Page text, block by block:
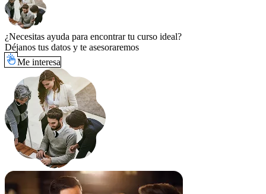
¿Necesitas ayuda para encontrar tu curso ideal?
Déjanos tus datos y te asesoraremos
Me interesa